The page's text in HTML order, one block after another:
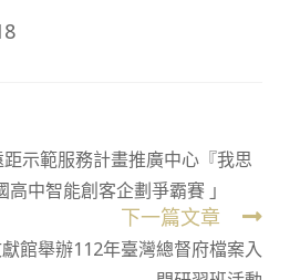
示範服務計畫推廣中心『我思
中智能創客企劃爭霸賽 」
下一篇文章
館舉辦112年臺灣總督府檔案入